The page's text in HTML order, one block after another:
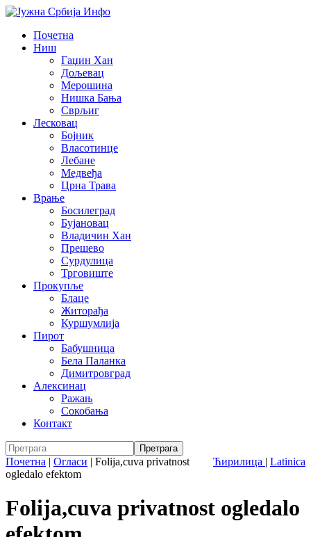
Почетна
Ниш
Гаџин Хан
Дољевац
Мерошина
Нишка Бања
Сврљиг
Лесковац
Бојник
Власотинце
Лебане
Медвеђа
Црна Трава
Врање
Босилеград
Бујановац
Владичин Хан
Прешево
Сурдулица
Трговиште
Прокупље
Блаце
Житорађа
Куршумлија
Пирот
Бабушница
Бела Паланка
Димитровград
Алексинац
Ражањ
Сокобања
Контакт
Ћирилица | Latinica
Почетна | Огласи | Folija,cuva privatnost
ogledalo efektom
Folija,cuva privatnost ogledalo